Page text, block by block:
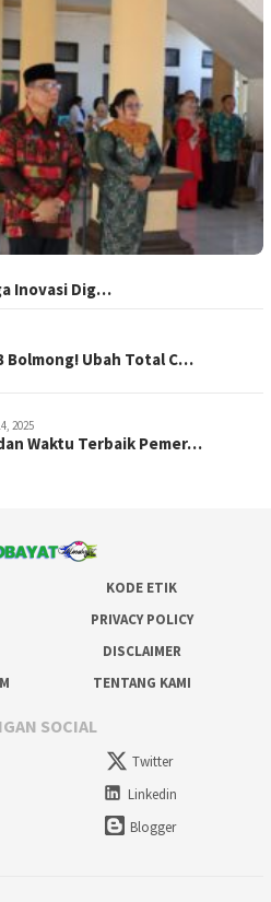
Inovasi Dig…
Bolmong! Ubah Total C…
2025
Waktu Terbaik Pemer…
KODE ETIK
PRIVACY POLICY
DISCLAIMER
TENTANG KAMI
SOCIAL
Twitter
Linkedin
Blogger